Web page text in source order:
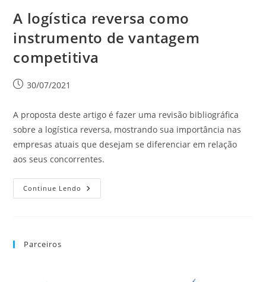
A logística reversa como
instrumento de vantagem
competitiva
30/07/2021
A proposta deste artigo é fazer uma revisão bibliográfica
sobre a logística reversa, mostrando sua importância nas
empresas atuais que desejam se diferenciar em relação
aos seus concorrentes.
Continue Lendo
Parceiros